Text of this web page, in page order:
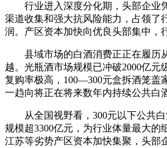
行业进入深度分化期，头部企业
渠道收集和强大抗风险能力，占领了
润。产区资本加快向优良头部集中，
县域市场的白酒消费正正在履历
越。光瓶酒市场规模已冲破2000亿元
复购率极高，100—300元盒拆酒笼盖
一趋向将正在将来数年内持续公共白
从全国视野看，300元以下公共白
规模超3300亿元，为行业体量最大的
江苏等劣势产区资本加快集聚，头部